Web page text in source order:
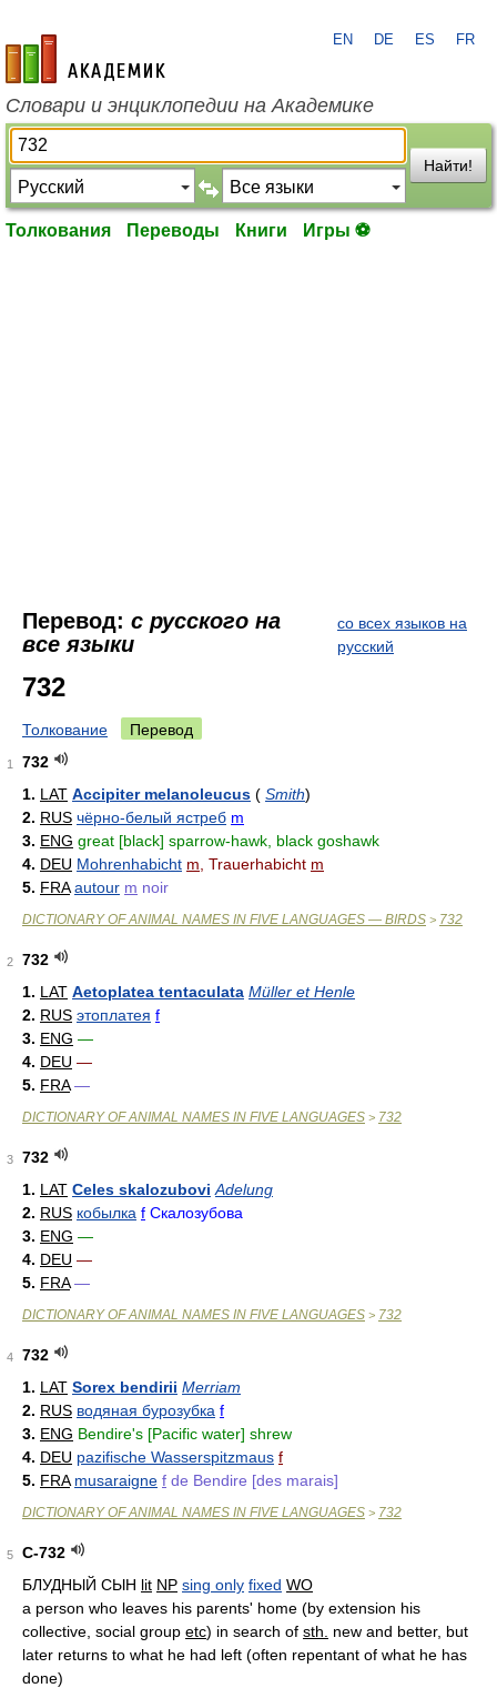
academic.ru
EN DE ES FR
Словари и энциклопедии на Академике
Найти!
Толкования Переводы Книги Игры ⚽
Перевод: с русского на
все языки
со всех языков на
русский
732
Толкование Перевод
1
732
1. LAT Accipiter melanoleucus ( Smith)
2. RUS чёрно-белый ястреб m
3. ENG great [black] sparrow-hawk, black goshawk
4. DEU Mohrenhabicht m , Trauerhabicht m
5. FRA autour m noir
DICTIONARY OF ANIMAL NAMES IN FIVE LANGUAGES — BIRDS > 732
2
732
1. LAT Aetoplatea tentaculata Müller et Henle
2. RUS этоплатея f
3. ENG —
4. DEU —
5. FRA —
DICTIONARY OF ANIMAL NAMES IN FIVE LANGUAGES > 732
3
732
1. LAT Celes skalozubovi Adelung
2. RUS кобылка f Скалозубова
3. ENG —
4. DEU —
5. FRA —
DICTIONARY OF ANIMAL NAMES IN FIVE LANGUAGES > 732
4
732
1. LAT Sorex bendirii Merriam
2. RUS водяная бурозубка f
3. ENG Bendire's [Pacific water] shrew
4. DEU pazifische Wasserspitzmaus f
5. FRA musaraigne f de Bendire [des marais]
DICTIONARY OF ANIMAL NAMES IN FIVE LANGUAGES > 732
5
С-732
БЛУДНЫЙ СЫН lit NP sing only fixed WO
a person who leaves his parents' home (by extension his
collective, social group etc) in search of sth.
new and better, but
later returns to what he had left (often repentant of what he has
done)